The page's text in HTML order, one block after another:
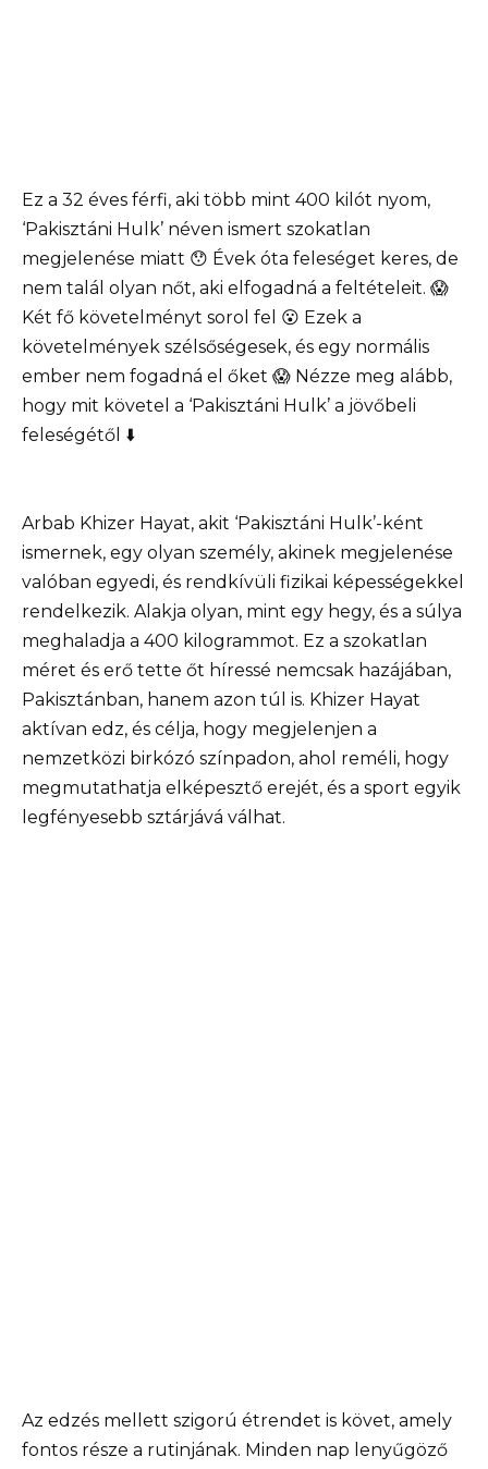
Ez a 32 éves férfi, aki több mint 400 kilót nyom,
‘Pakisztáni Hulk’ néven ismert szokatlan
megjelenése miatt 😯 Évek óta feleséget keres, de
nem talál olyan nőt, aki elfogadná a feltételeit. 😱
Két fő követelményt sorol fel 😮 Ezek a
követelmények szélsőségesek, és egy normális
ember nem fogadná el őket 😱 Nézze meg alább,
hogy mit követel a ‘Pakisztáni Hulk’ a jövőbeli
feleségétől ⬇️
Arbab Khizer Hayat, akit ‘Pakisztáni Hulk’-ként
ismernek, egy olyan személy, akinek megjelenése
valóban egyedi, és rendkívüli fizikai képességekkel
rendelkezik. Alakja olyan, mint egy hegy, és a súlya
meghaladja a 400 kilogrammot. Ez a szokatlan
méret és erő tette őt híressé nemcsak hazájában,
Pakisztánban, hanem azon túl is. Khizer Hayat
aktívan edz, és célja, hogy megjelenjen a
nemzetközi birkózó színpadon, ahol reméli, hogy
megmutathatja elképesztő erejét, és a sport egyik
legfényesebb sztárjává válhat.
Az edzés mellett szigorú étrendet is követ, amely
fontos része a rutinjának. Minden nap lenyűgöző